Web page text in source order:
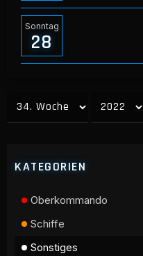
Sonntag
28
KATEGORIEN
Oberkommando
Schiffe
Sonstiges